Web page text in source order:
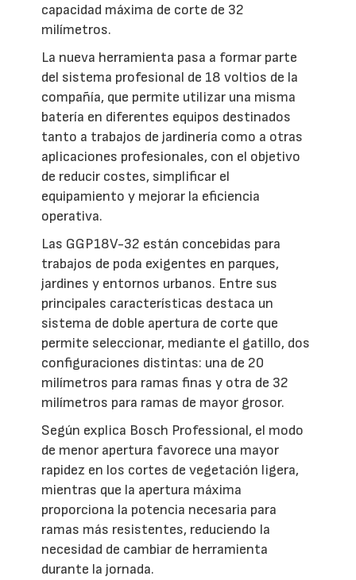
capacidad máxima de corte de 32
milímetros.
La nueva herramienta pasa a formar parte
del sistema profesional de 18 voltios de la
compañía, que permite utilizar una misma
batería en diferentes equipos destinados
tanto a trabajos de jardinería como a otras
aplicaciones profesionales, con el objetivo
de reducir costes, simplificar el
equipamiento y mejorar la eficiencia
operativa.
Las GGP18V-32 están concebidas para
trabajos de poda exigentes en parques,
jardines y entornos urbanos. Entre sus
principales características destaca un
sistema de doble apertura de corte que
permite seleccionar, mediante el gatillo, dos
configuraciones distintas: una de 20
milímetros para ramas finas y otra de 32
milímetros para ramas de mayor grosor.
Según explica Bosch Professional, el modo
de menor apertura favorece una mayor
rapidez en los cortes de vegetación ligera,
mientras que la apertura máxima
proporciona la potencia necesaria para
ramas más resistentes, reduciendo la
necesidad de cambiar de herramienta
durante la jornada.